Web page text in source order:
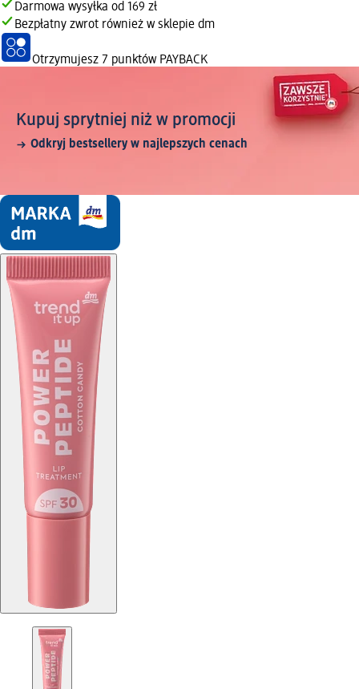
Darmowa wysyłka od 169 zł
Bezpłatny zwrot również w sklepie dm
Otrzymujesz 7 punktów PAYBACK
Kupuj sprytniej niż w promocji
Odkryj bestsellery w najlepszych cenach